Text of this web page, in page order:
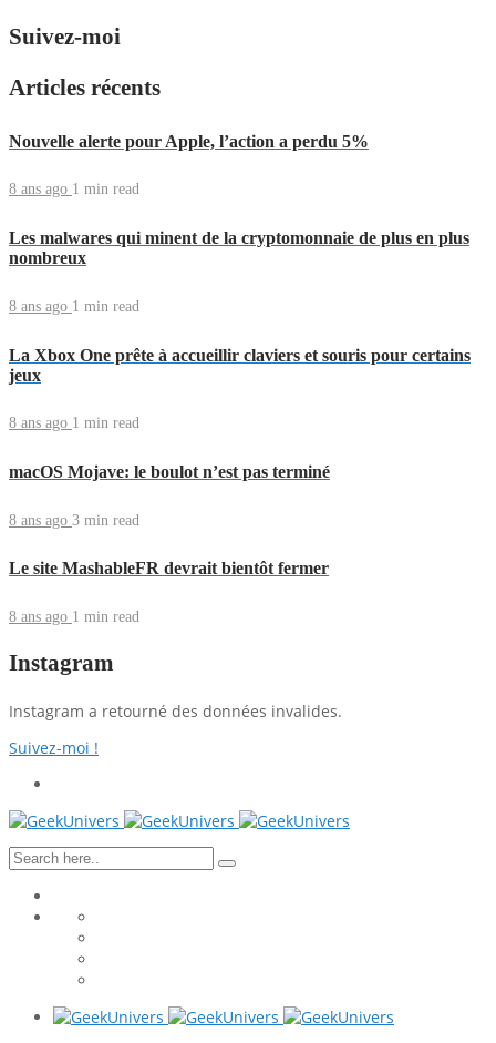
Suivez-moi
Articles récents
Nouvelle alerte pour Apple, l’action a perdu 5%
8 ans ago 1 min read
Les malwares qui minent de la cryptomonnaie de plus en plus
nombreux
8 ans ago 1 min read
La Xbox One prête à accueillir claviers et souris pour certains
jeux
8 ans ago 1 min read
macOS Mojave: le boulot n’est pas terminé
8 ans ago 3 min read
Le site MashableFR devrait bientôt fermer
8 ans ago 1 min read
Instagram
Instagram a retourné des données invalides.
Suivez-moi !